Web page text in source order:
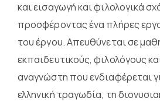
και εισαγωγή και φιλολογικά
προσφέροντας ένα πλήρες
του έργου. Απευθύνεται σε
εκπαιδευτικούς, φιλολόγους
αναγνώστη που ενδιαφέρεται
ελληνική τραγωδία, τη